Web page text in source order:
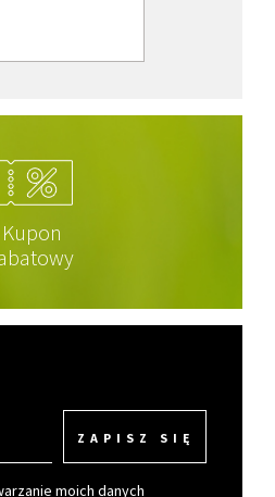
Kupon
ZAPISZ SIĘ
moich danych